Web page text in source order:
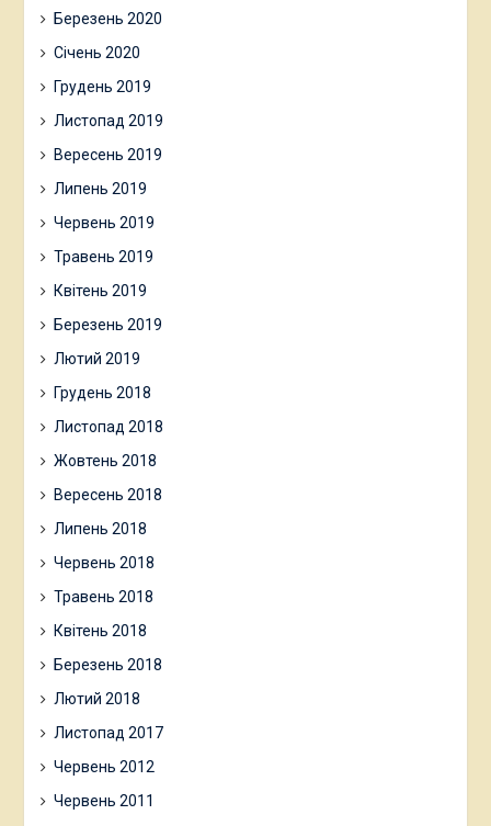
Березень 2020
Січень 2020
Грудень 2019
Листопад 2019
Вересень 2019
Липень 2019
Червень 2019
Травень 2019
Квітень 2019
Березень 2019
Лютий 2019
Грудень 2018
Листопад 2018
Жовтень 2018
Вересень 2018
Липень 2018
Червень 2018
Травень 2018
Квітень 2018
Березень 2018
Лютий 2018
Листопад 2017
Червень 2012
Червень 2011